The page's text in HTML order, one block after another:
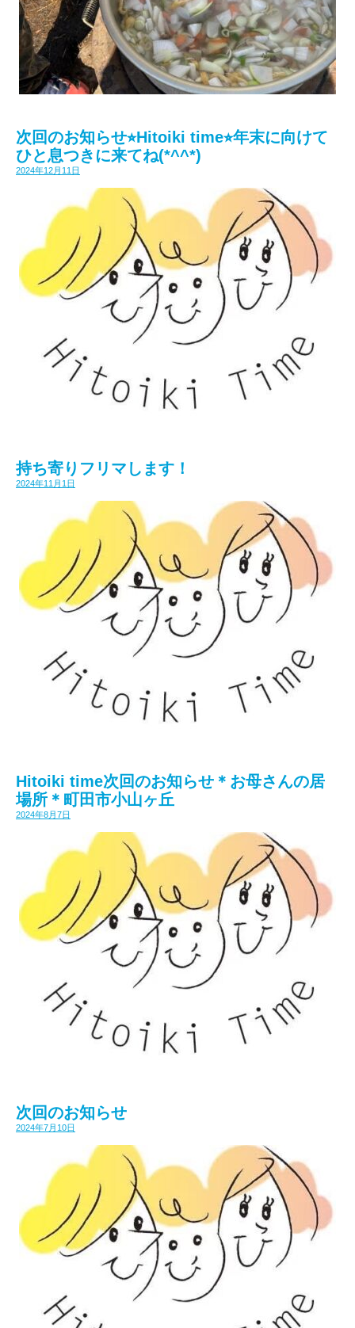
次回のお知らせ⭐︎Hitoiki time⭐︎年末に向けて
ひと息つきに来てね(*^^*)
2024年12月11日
持ち寄りフリマします！
2024年11月1日
Hitoiki time次回のお知らせ＊お母さんの居
場所＊町田市小山ヶ丘
2024年8月7日
次回のお知らせ
2024年7月10日